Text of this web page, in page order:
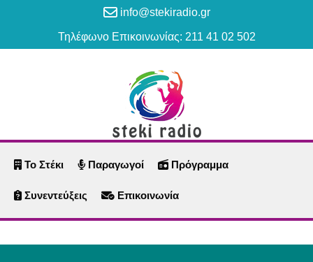
info@stekiradio.gr
Τηλέφωνο Επικοινωνίας: 211 41 02 502
Το Στέκι Παραγωγοί Πρόγραμμα
Συνεντεύξεις Επικοινωνία